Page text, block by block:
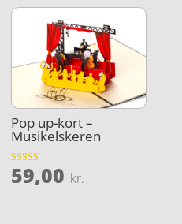
Pop up-kort –
Musikelskeren
Vurderet
4.1
59,00 kr.